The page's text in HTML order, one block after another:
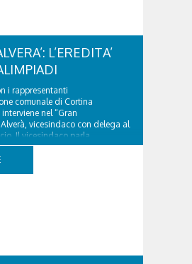
L’EREDITA’
i rappresentanti
comunale di Cortina
nel “Gran
vicesindaco con delega al
Il vicesindaco parla
Milano Cortina 2026,
come...